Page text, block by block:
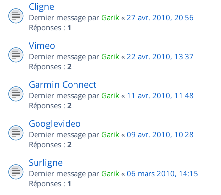
Cligne
Dernier message par Garik « 27 avr. 2010, 20:56
Réponses : 1
Vimeo
Dernier message par Garik « 22 avr. 2010, 13:37
Réponses : 2
Garmin Connect
Dernier message par Garik « 11 avr. 2010, 11:48
Réponses : 2
Googlevideo
Dernier message par Garik « 09 avr. 2010, 10:28
Réponses : 2
Surligne
Dernier message par Garik « 06 mars 2010, 14:15
Réponses : 1